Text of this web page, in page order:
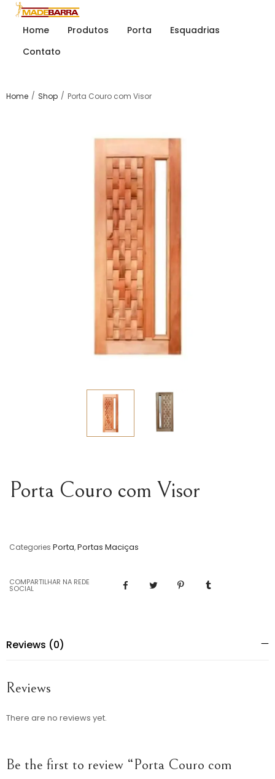
Home Produtos Porta
Esquadrias
Contato
Home / Shop / Porta Couro com Visor
Porta Couro com Visor
Categories Porta,Portas Maciças
COMPARTILHAR NA REDE
SOCIAL
Reviews (0)
Reviews
There are no reviews yet.
Be the first to review “Porta Couro com